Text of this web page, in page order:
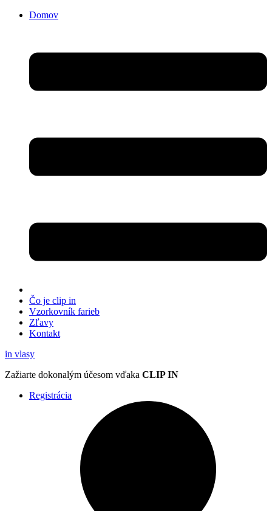
Domov
Čo je clip in
Vzorkovník farieb
Zľavy
Kontakt
in vlasy
Zažiarte dokonalým účesom vďaka CLIP IN
Registrácia